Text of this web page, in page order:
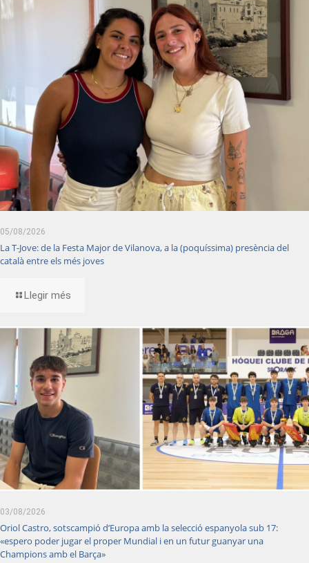
05/08/2026
La T-Jove: de la Festa Major de Vilanova, a la (poquíssima) presència del
català entre els més joves
Llegir més
03/08/2026
Oriol Castro, sotscampió d’Europa amb la selecció espanyola sub 17:
«espero poder jugar el proper Mundial i en un futur guanyar una
Champions amb el Barça»